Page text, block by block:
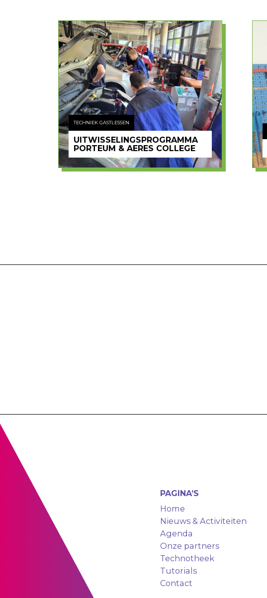
TECHNIEK GASTLESSEN
UITWISSELINGSPROGRAMMA
PORTEUM & AERES COLLEGE
PAGINA’S
Home
Nieuws & Activiteiten
Agenda
Onze partners
Technotheek
Tutorials
Contact